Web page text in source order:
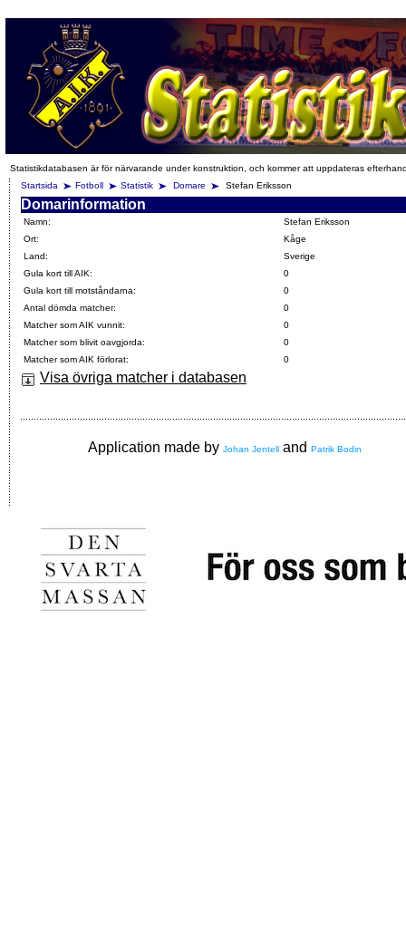
Statistikdatabasen är för närvarande under konstruktion, och kommer att uppdateras
Startsida
Fotboll Statistik Domare Stefan Eriksson
Domarinformation
Namn:
Stefan Eriksson
Ort:
Kåge
Land:
Sverige
Gula kort till AIK:
0
Gula kort till motståndarna:
0
Antal dömda matcher:
0
Matcher som AIK vunnit:
0
Matcher som blivit oavgjorda:
0
Matcher som AIK förlorat:
0
Visa övriga matcher i databasen
Application made by Johan Jentell and Patrik Bodin